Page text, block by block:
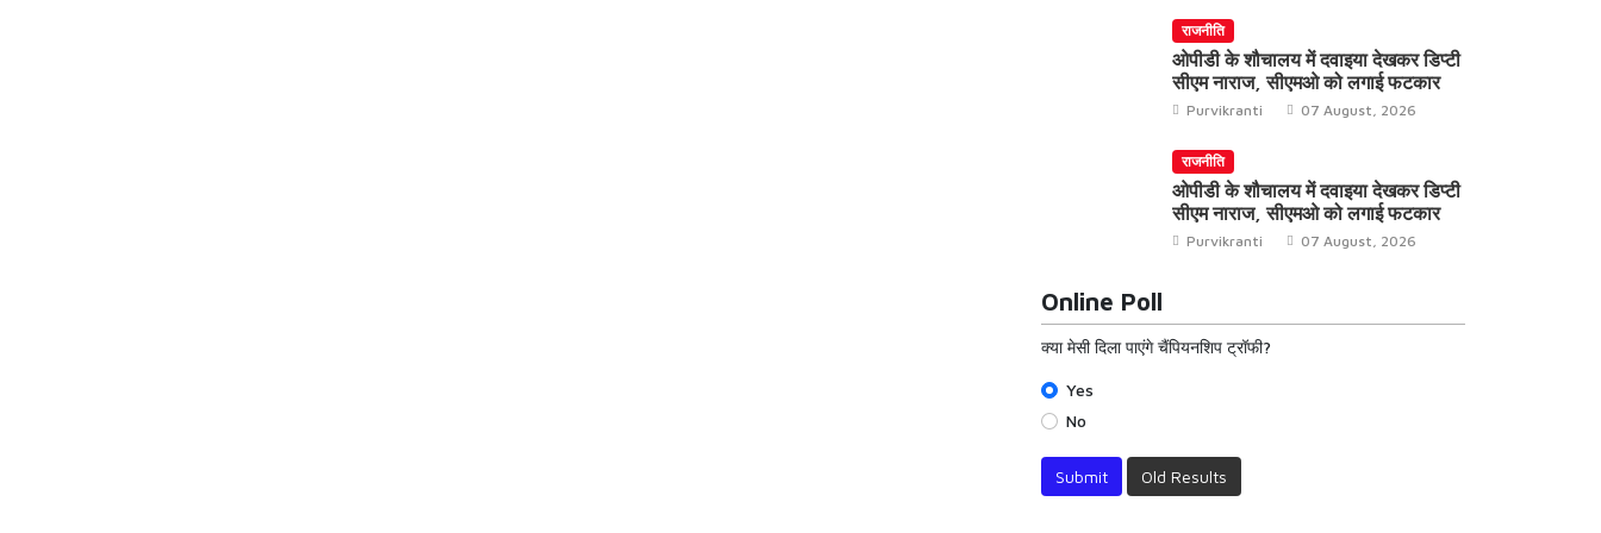
राजनीति
ओपीडी के शौचालय में दवाइया देखकर डिप्टी
सीएम नाराज, सीएमओ को लगाई फटकार
Purvikranti 07 August, 2026
राजनीति
ओपीडी के शौचालय में दवाइया देखकर डिप्टी
सीएम नाराज, सीएमओ को लगाई फटकार
Purvikranti 07 August, 2026
Online Poll
क्या मेसी दिला पाएंगे चैंपियनशिप ट्रॉफी?
Yes
No
Submit Old Results